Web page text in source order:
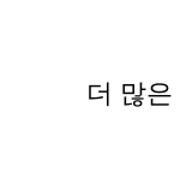
더 많